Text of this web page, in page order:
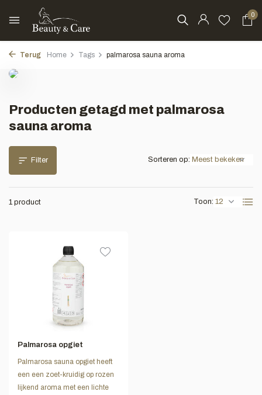
0
Terug Home Tags palmarosa sauna aroma
Producten getagd met palmarosa
sauna aroma
Filter
1 product Toon:
Sorteren op:
Palmarosa opgiet
Palmarosa sauna opgiet heeft
een een zoet-kruidig op rozen
lijkend aroma met een lichte